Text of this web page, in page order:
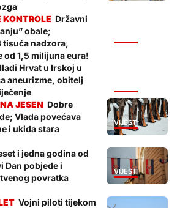
Državni
obale;
tisuća nadzora,
od 1,5 milijuna eura!
Hrvat u Irskoj u
aneurizme, obitelj
VIJESTI
Dobre
Vlada povećava
i ukida stara
VIJESTI
i jedna godina od
Dan pobjede i
povratka
Vojni piloti tijekom